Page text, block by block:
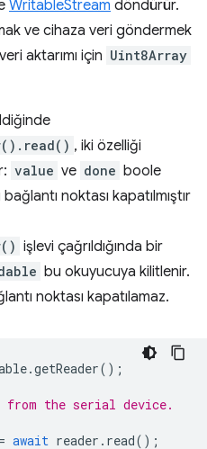
WritableStream döndürür.
ve cihaza veri göndermek
aktarımı için Uint8Array
, iki özelliği
value ve done boole
noktası kapatılmıştır
işlevi çağrıldığında bir
bu okuyucuya kilitlenir.
noktası kapatılamaz.
.getReader();
the serial device.
= await reader . read();